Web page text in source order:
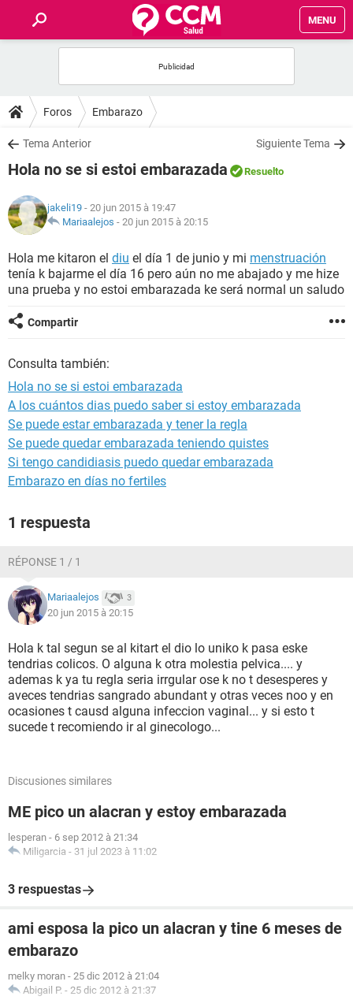
MENU
FORUMS
SALUD
NUTRICIÓN
BIENESTAR
Foros Embarazo
Tema Anterior Siguiente Tema
Hola no se si estoi embarazada Resuelto
jakeli19 - 20 jun 2015 à 19:47
Mariaalejos - 20 jun 2015 à 20:15
Hola me kitaron el diu el día 1 de junio y mi menstruación
tenía k bajarme el día 16 pero aún no me abajado y me hize
una prueba y no estoi embarazada ke será normal un saludo
Compartir
Consulta también:
Hola no se si estoi embarazada
A los cuántos dias puedo saber si estoy embarazada
Se puede estar embarazada y tener la regla
Se puede quedar embarazada teniendo quistes
Si tengo candidiasis puedo quedar embarazada
Embarazo en días no fertiles
1 respuesta
RÉPONSE 1 / 1
Mariaalejos 3
20 jun 2015 à 20:15
Hola k tal segun se al kitart el dio lo uniko k pasa eske
tendrias colicos. O alguna k otra molestia pelvica.... y
ademas k ya tu regla seria irrgular ose k no t desesperes y
aveces tendrias sangrado abundant y otras veces noo y en
ocasiones t causd alguna infeccion vaginal... y si esto t
sucede t recomiendo ir al ginecologo...
Discusiones similares
ME pico un alacran y estoy embarazada
lesperan - 6 sep 2012 à 21:34
Miligarcia - 31 jul 2023 à 11:02
3 respuestas
ami esposa la pico un alacran y tine 6 meses de
embarazo
melky moran - 25 dic 2012 à 21:04
Abigail P. - 25 dic 2012 à 21:37